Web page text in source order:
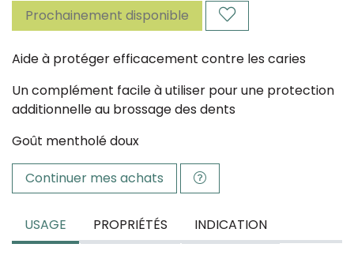
Prochainement disponible
Aide à protéger efficacement contre les caries
Un complément facile à utiliser pour une protection
additionnelle au brossage des dents
Goût mentholé doux
Continuer mes achats
USAGE PROPRIÉTÉS INDICATION